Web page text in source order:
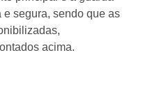
e segura, sendo que as
acima.